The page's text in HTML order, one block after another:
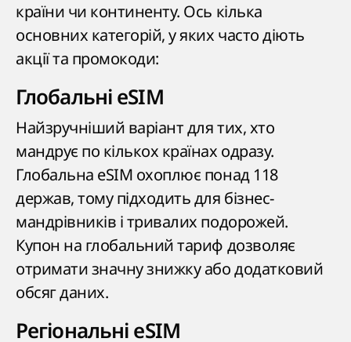
країни чи континенту. Ось кілька
основних категорій, у яких часто діють
акції та промокоди:
Глобальні eSIM
Найзручніший варіант для тих, хто
мандрує по кількох країнах одразу.
Глобальна eSIM охоплює понад 118
держав, тому підходить для бізнес-
мандрівників і тривалих подорожей.
Купон на глобальний тариф дозволяє
отримати значну знижку або додатковий
обсяг даних.
Регіональні eSIM